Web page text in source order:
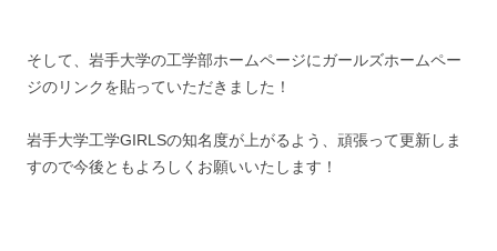
そして、岩手大学の工学部ホームページにガールズホームペー
ジのリンクを貼っていただきました！
岩手大学工学GIRLSの知名度が上がるよう、頑張って更新しま
すので今後ともよろしくお願いいたします！